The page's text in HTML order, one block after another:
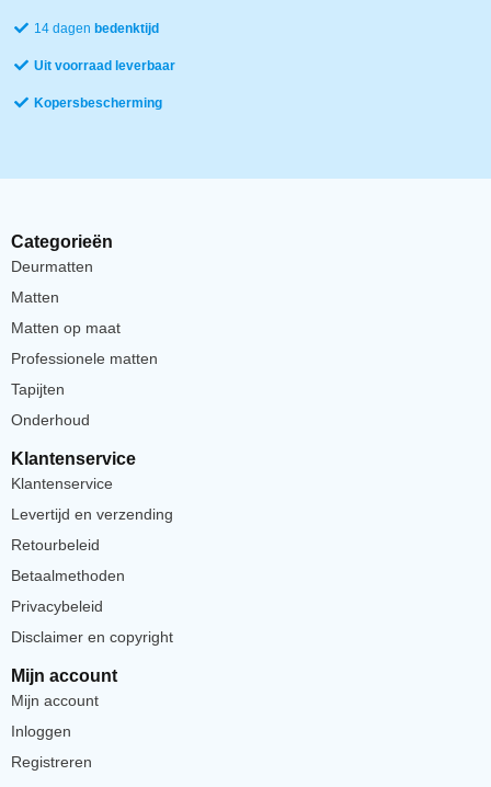
14 dagenbedenktijd
Uit voorraad leverbaar
Kopersbescherming
Categorieën
Deurmatten
Matten
Matten op maat
Professionele matten
Tapijten
Onderhoud
Klantenservice
Klantenservice
Levertijd en verzending
Retourbeleid
Betaalmethoden
Privacybeleid
Disclaimer en copyright
Mijn account
Mijn account
Inloggen
Registreren